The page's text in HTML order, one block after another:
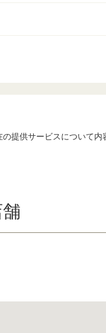
提供サービスについて内